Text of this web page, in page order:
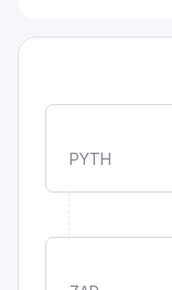
PYTH